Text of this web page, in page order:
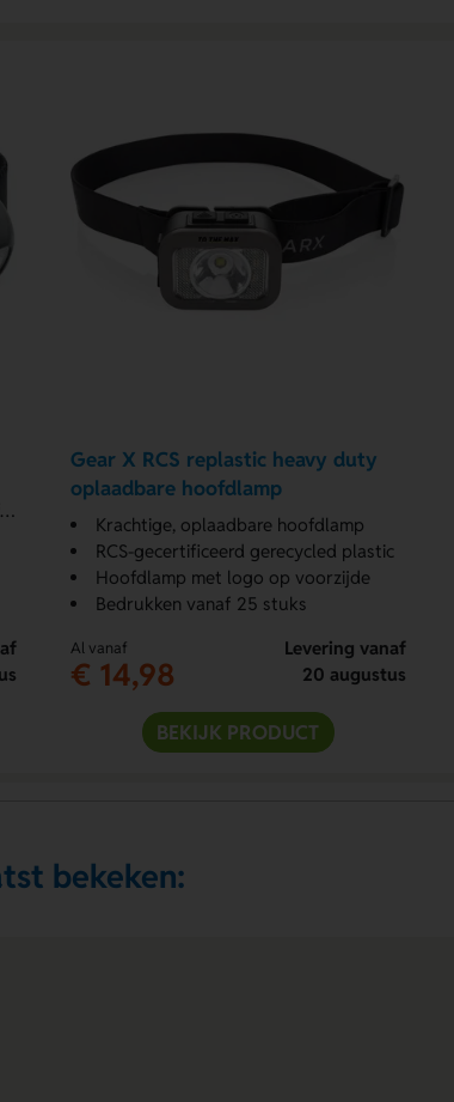
Gear X RCS replastic heavy duty
oplaadbare hoofdlamp
Krachtige, oplaadbare hoofdlamp
RCS-gecertificeerd gerecycled plastic
Hoofdlamp met logo op voorzijde
Bedrukken vanaf 25 stuks
Al vanaf
€ 14,98
Levering vanaf
20 augustus
BEKIJK PRODUCT
bekeken: